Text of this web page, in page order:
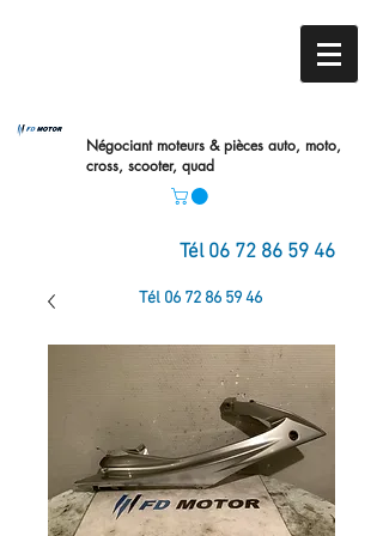
Négociant moteurs & pièces auto, moto,
cross, scooter, quad
Tél 06 72 86 59 46
Tél 06 72 86 59 46